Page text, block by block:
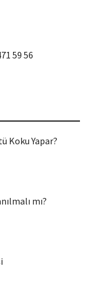
59 56
Koku Yapar?
mı?